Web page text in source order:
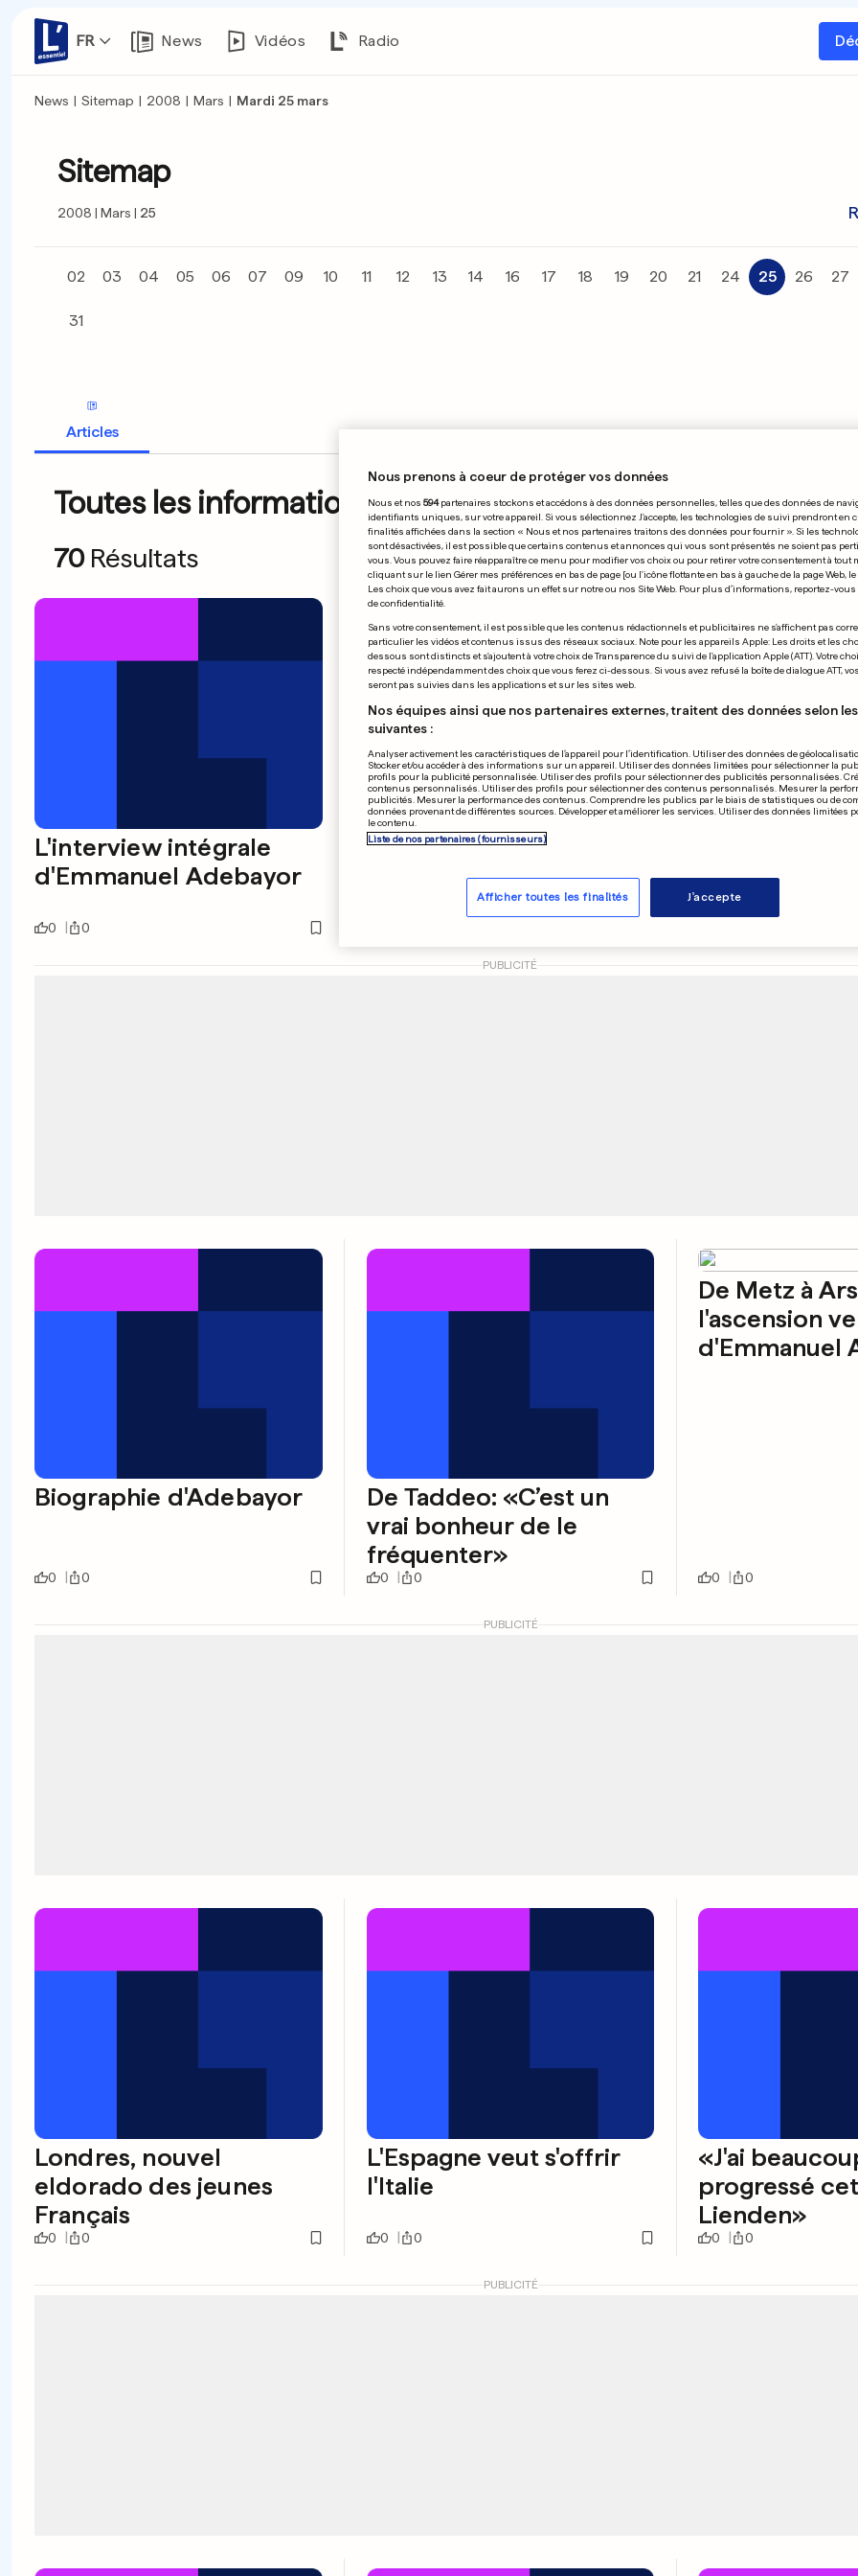
FR News Vidéos Radio
News | Sitemap | 2008 | Mars | Mardi 25 mars
Sitemap
2008 Mars 25
02 03 04 05 06 07 09 10 11 12 13 14 16 17 18 19 20 21 24 25 26 27
31
Articles
Toutes les informations du 25.03.2008
70 Résultats
L'interview intégrale
d'Emmanuel Adebayor
0 0
Le western serait mort?
Voilà la preuve du
«South
intégralité sur
PUBLICITÉ
Biographie d'Adebayor
0 0
De Taddeo: «C’est un
vrai bonheur de le
fréquenter»
0 0
De Metz à
l'ascension
d'Emmanuel
0 0
PUBLICITÉ
Londres, nouvel
eldorado des jeunes
Français
0 0
L'Espagne veut s'offrir
l'Italie
0 0
«J'ai
progressé
Lienden»
0 0
PUBLICITÉ
Nous prenons à coeur de protéger vos données
Nous et nos 594partenaires stockons et accédons à des données personnelles, telles que des données de
identifiants uniques, sur votre appareil. Si vous sélectionnez J'accepte, les technologies de suivi prendront en
finalités affichées dans la section « Nous et nos partenaires traitons des données pour fournir ». Si les
sont désactivées, il est possible que certains contenus et annonces qui vous sont présentés ne soient pas
vous. Vous pouvez faire réapparaître ce menu pour modifier vos choix ou pour retirer votre consentement à tout
cliquant sur le lien Gérer mes préférences en bas de page [ou l'icône flottante en bas à gauche de la page Web, le
Les choix que vous avez fait aurons un effet sur notre ou nos Site Web. Pour plus d’informations, reportez-
de confidentialité.
Sans votre consentement, il est possible que les contenus rédactionnels et publicitaires ne s'affichent pas
particulier les vidéos et contenus issus des réseaux sociaux. Note pour les appareils Apple: Les droits et les
dessous sont distincts et s'ajoutent à votre choix de Transparence du suivi de l'application Apple (ATT). Votre
respecté indépendamment des choix que vous ferez ci-dessous. Si vous avez refusé la boîte de dialogue ATT,
seront pas suivies dans les applications et sur les sites web.
Nos équipes ainsi que nos partenaires externes, traitent des données selon
suivantes :
Analyser activement les caractéristiques de l’appareil pour l’identification. Utiliser des données de
Stocker et/ou accéder à des informations sur un appareil. Utiliser des données limitées pour sélectionner la
profils pour la publicité personnalisée. Utiliser des profils pour sélectionner des publicités personnalisées.
contenus personnalisés. Utiliser des profils pour sélectionner des contenus personnalisés. Mesurer la
publicités. Mesurer la performance des contenus. Comprendre les publics par le biais de statistiques ou de
données provenant de différentes sources. Développer et améliorer les services. Utiliser des données limitées
le contenu.
Liste de nos partenaires (fournisseurs)
Afficher toutes les finalités J'accepte